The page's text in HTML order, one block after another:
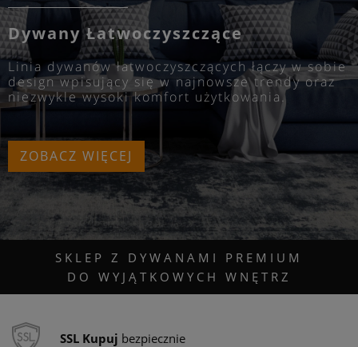
Dywany Łatwoczyszczące
Linia dywanów łatwoczyszczącychłączy w sobie
design wpisujący się w najnowsze trendy oraz
niezwykle wysoki komfort użytkowania.
ZOBACZ WIĘCEJ
by
skał
SKLEP Z DYWANAMI PREMIUM
DO WYJĄTKOWYCH WNĘTRZ
SSL Kupuj bezpiecznie